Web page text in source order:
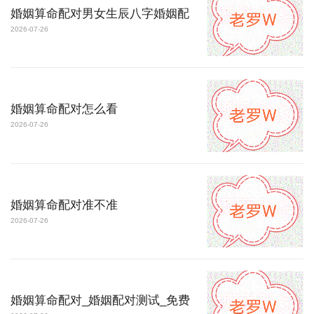
婚姻算命配对男女生辰八字婚姻配
2026-07-26
婚姻算命配对怎么看
2026-07-26
婚姻算命配对准不准
2026-07-26
婚姻算命配对_婚姻配对测试_免费